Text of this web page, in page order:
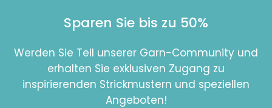
Sparen Sie bis zu 50%
Werden Sie Teil unserer Garn-Community und
erhalten Sie exklusiven Zugang zu
inspirierenden Strickmustern und speziellen
Angeboten!